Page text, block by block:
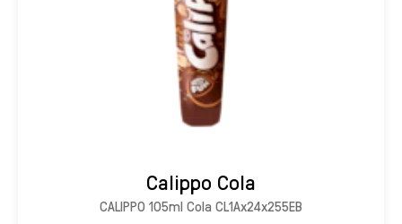
Calippo Cola
CALIPPO 105ml Cola CL1Ax24x255EB